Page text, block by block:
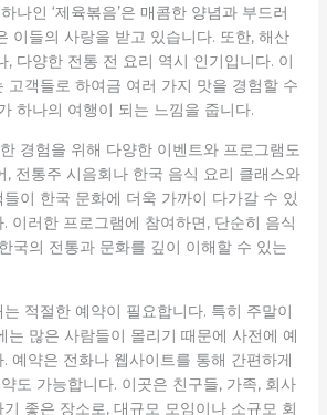
나인 ‘제육볶음’은 매콤한 양념과 부드러
이들의 사랑을 받고 있습니다. 또한, 해산
, 다양한 전통 전 요리 역시 인기입니다. 이
고객들로 하여금 여러 가지 맛을 경험할 수
하나의 여행이 되는 느낌을 줍니다.
경험을 위해 다양한 이벤트와 프로그램도
, 전통주 시음회나 한국 음식 요리 클래스와
이 한국 문화에 더욱 가까이 다가갈 수 있
이러한 프로그램에 참여하면, 단순히 음식
국의 전통과 문화를 깊이 이해할 수 있는
적절한 예약이 필요합니다. 특히 주말이
는 많은 사람들이 몰리기 때문에 사전에 예
예약은 전화나 웹사이트를 통해 간편하게
도 가능합니다. 이곳은 친구들, 가족, 회사
좋은 장소로, 대규모 모임이나 소규모 회